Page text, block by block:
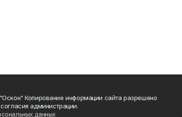
Копирование информации сайта разрешено
администрации.
данных